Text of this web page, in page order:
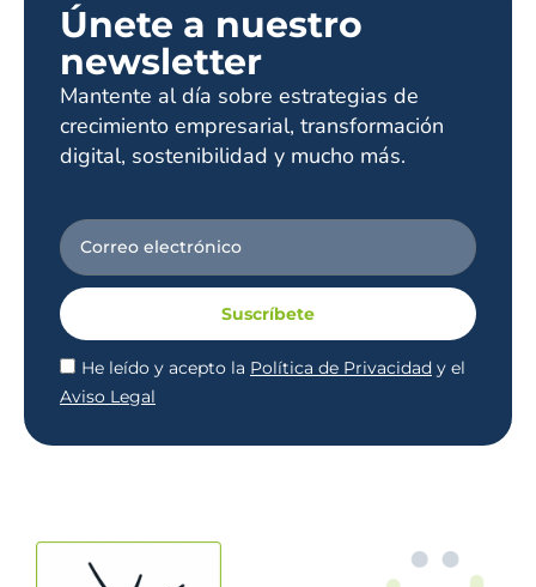
Únete a nuestro
newsletter
Mantente al día sobre estrategias de
crecimiento empresarial, transformación
digital, sostenibilidad y mucho más.
He leído y acepto la Política de Privacidad y el
Aviso Legal
Suscríbete